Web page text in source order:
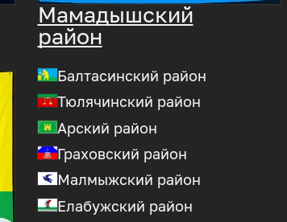
Мамадышский
район
Балтасинский район
Тюлячинский район
Арский район
Граховский район
Малмыжский район
Елабужский район